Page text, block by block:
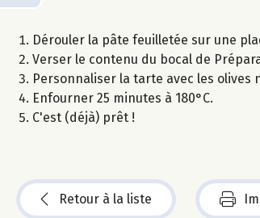
Dérouler la pâte feuilletée sur une
Verser le contenu du bocal de
Personnaliser la tarte avec les olives
Enfourner 25 minutes à 180°C.
C'est (déjà) prêt !
Retour à la liste